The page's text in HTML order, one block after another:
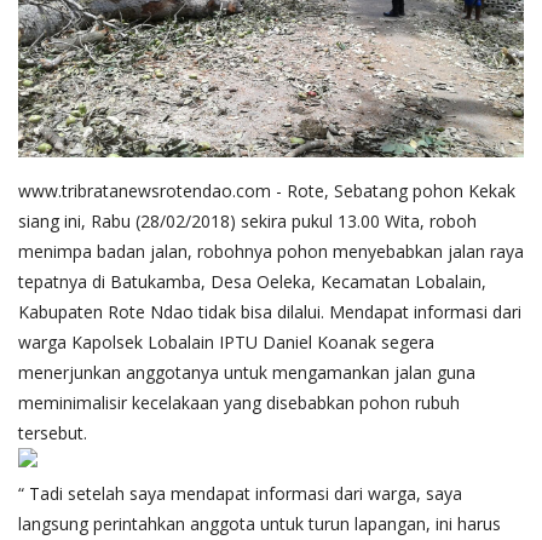
Binmas
www.tribratanewsrotendao.com - Rote, Sebatang pohon Kekak
siang ini, Rabu (28/02/2018) sekira pukul 13.00 Wita, roboh
menimpa badan jalan, robohnya pohon menyebabkan jalan raya
tepatnya di Batukamba, Desa Oeleka, Kecamatan Lobalain,
Kabupaten Rote Ndao tidak bisa dilalui. Mendapat informasi dari
warga Kapolsek Lobalain IPTU Daniel Koanak segera
menerjunkan anggotanya untuk mengamankan jalan guna
meminimalisir kecelakaan yang disebabkan pohon rubuh
tersebut.
“ Tadi setelah saya mendapat informasi dari warga, saya
langsung perintahkan anggota untuk turun lapangan, ini harus